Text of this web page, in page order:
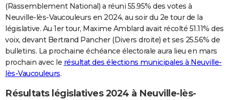
Dictionnaire
Biographies
Citations
Expressions
Proverbes
COPAINS D'AVANT
S'inscrire
Se connecter
Lycées
Collèges
Primaires
Universités
Entreprises
Service militaire
Avis de recherche
AVIS DE DÉCÈS
FORUM
Bricolage
Lifestyle
Culture
Sport
Auto
Television
Voyage
Cinema
(Rassemblement National) a réuni 55.95% des votes à
Neuville-lès-Vaucouleurs en 2024, au soir du 2e tour de la
législative. Au 1er tour, Maxime Amblard avait récolté 51.11% des
voix, devant Bertrand Pancher (Divers droite) et ses 25.56% de
bulletins. La prochaine échéance électorale aura lieu en mars
prochain avec le résultat des élections municipales à Neuville-
lès-Vaucouleurs.
Résultats législatives 2024 à Neuville-lès-